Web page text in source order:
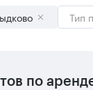
Тип
по